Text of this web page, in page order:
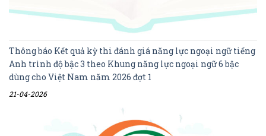
Thông báo Kết quả kỳ thi đánh giá năng lực ngoại ngữ tiếng
Anh trình độ bậc 3 theo Khung năng lực ngoại ngữ 6 bậc
dùng cho Việt Nam năm 2026 đợt 1
21-04-2026